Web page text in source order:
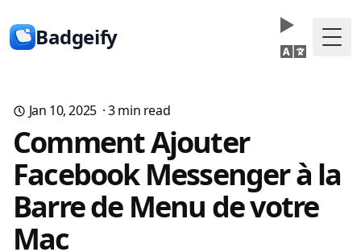
Badgeify
Jan 10, 2025·3min read
Comment Ajouter
Facebook Messenger à la
Barre de Menu de votre
Mac